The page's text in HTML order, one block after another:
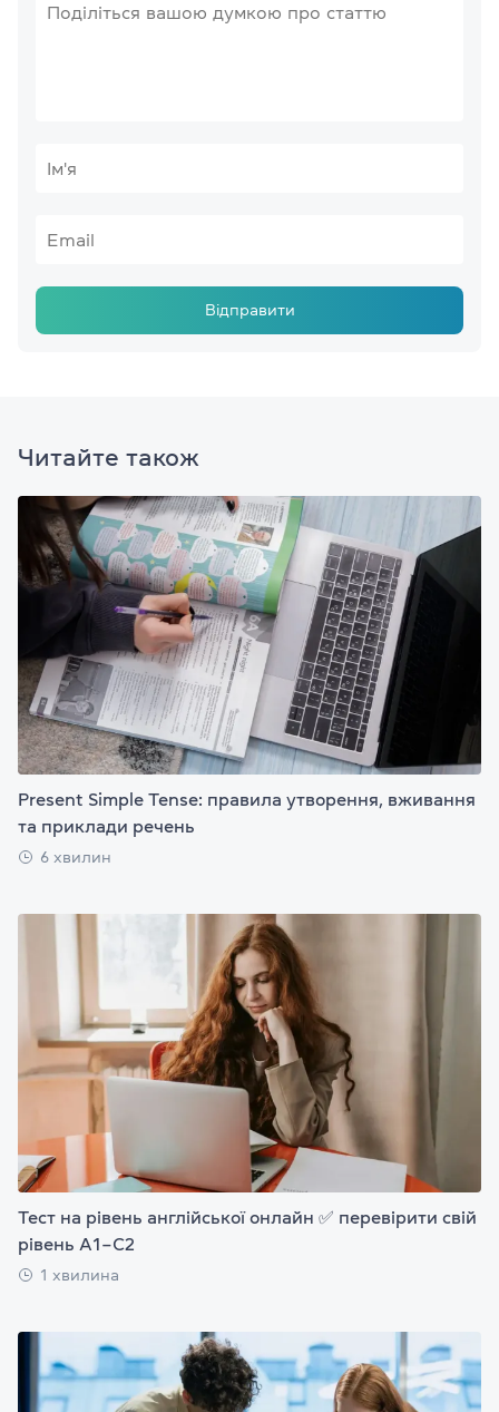
Відправити
Читайте також
Present Simple Tense: правила утворення, вживання
та приклади речень
6 хвилин
Тест на рівень англійської онлайн ✅ перевірити свій
рівень А1–С2
1 хвилина